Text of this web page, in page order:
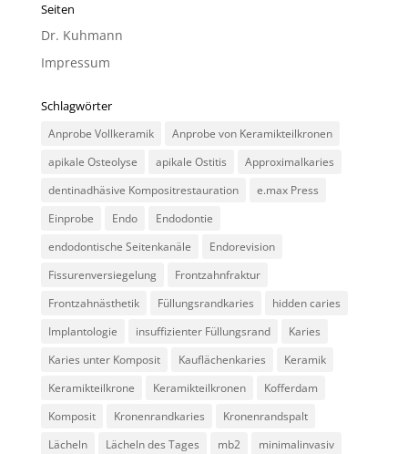
Seiten
Dr. Kuhmann
Impressum
Schlagwörter
Anprobe Vollkeramik
Anprobe von Keramikteilkronen
apikale Osteolyse
apikale Ostitis
Approximalkaries
dentinadhäsive Kompositrestauration
e.max Press
Einprobe
Endo
Endodontie
endodontische Seitenkanäle
Endorevision
Fissurenversiegelung
Frontzahnfraktur
Frontzahnästhetik
Füllungsrandkaries
hidden caries
Implantologie
insuffizienter Füllungsrand
Karies
Karies unter Komposit
Kauflächenkaries
Keramik
Keramikteilkrone
Keramikteilkronen
Kofferdam
Komposit
Kronenrandkaries
Kronenrandspalt
Lächeln
Lächeln des Tages mb2
minimalinvasiv